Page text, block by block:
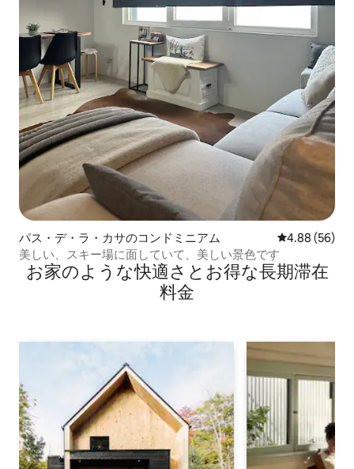
パス・デ・ラ・カサのコンドミニアム レビュー56
4.88 (56)
美しい、スキー場に面していて、美しい景色です
お家のような快⁠適⁠さ⁠とお⁠得⁠な長⁠期⁠滞⁠在
料⁠金